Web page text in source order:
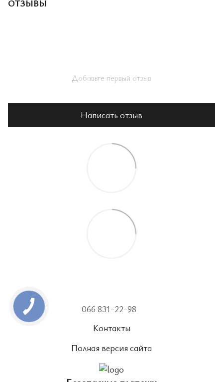
ОТЗЫВЫ
Добавьте первый отзыв
Написать отзыв
066 831-22-98
Контакты
Полная версия сайта